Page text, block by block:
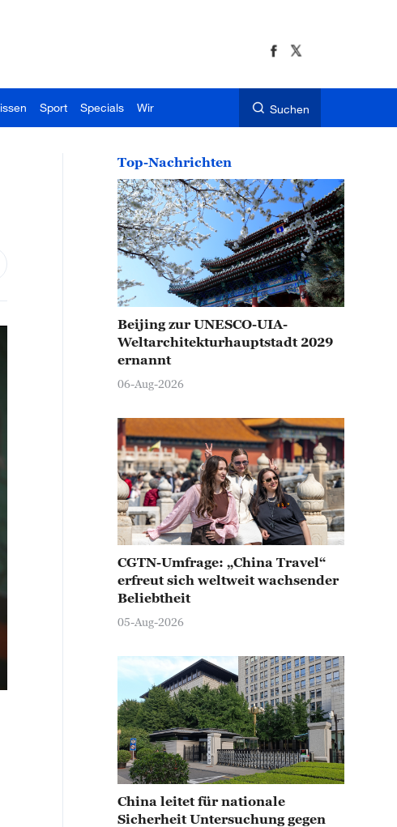
Sport Specials Wir Suchen
Top-Nachrichten
Beijing zur UNESCO-UIA-
Weltarchitekturhauptstadt 2029
ernannt
06-Aug-2026
CGTN-Umfrage: „China Travel“
erfreut sich weltweit wachsender
Beliebtheit
05-Aug-2026
China leitet für nationale
Sicherheit Untersuchung gegen